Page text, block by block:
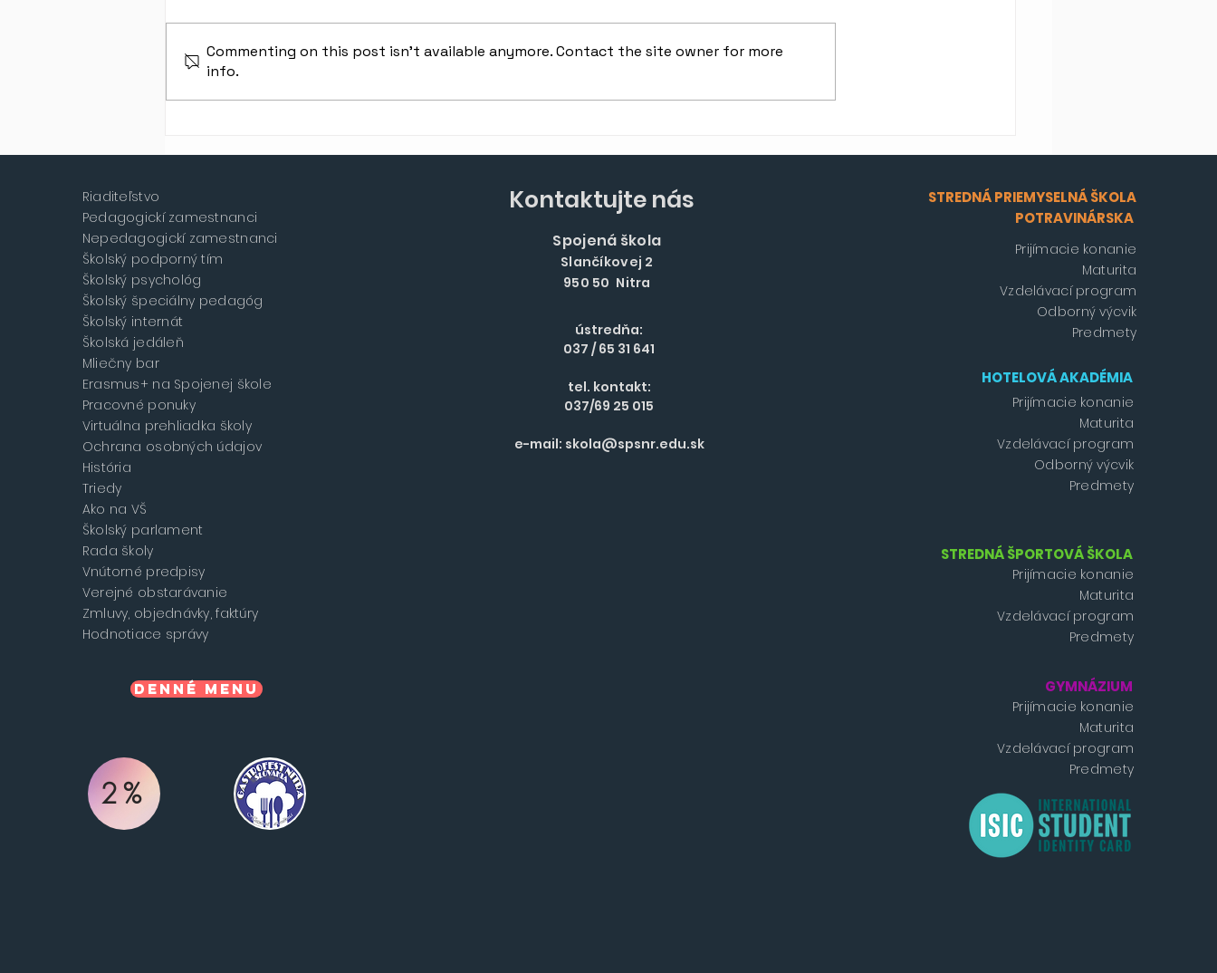
Michaela Pochabová
Commenting on this post isn't available anymore. Contact the site owner for more
info.
Riaditeľstvo
Pedagogickí zamestnanci
Nepedagogickí zamestnanci
Školský podporný tím
Školský psychológ
Školský špeciálny pedagóg
Školský internát
Školská jedáleň
Mliečny bar
Erasmus+ na Spojenej škole
Pracovné ponuky
Virtuálna prehliadka školy
Ochrana osobných údajov
História
Triedy
Ako na VŠ
Školský parlament
Rada školy
Vnútorné predpisy
Verejné obstarávanie
Zmluvy, objednávky, faktúry
Hodnotiace správy
Denné menu
2%
Kontaktujte nás
Spojená škola
Slančíkovej 2
950 50 Nitra
ústredňa:
037 / 65 31 641
tel. kontakt:
037/69 25 015
e-mail: skola@spsnr.edu.sk
STREDNÁ PRIEMYSELNÁ ŠKOLA
POTRAVINÁRSKA
Prijímacie konanie
Maturita
Vzdelávací program
Odborný výcvik
Predmety
HOTELOVÁ AKADÉMIA
Prijímacie konanie
Maturita
Vzdelávací program
Odborný výcvik
Predmety
STREDNÁ ŠPORTOVÁ ŠKOLA
Prijímacie konanie
Maturita
Vzdelávací program
Predmety
GYMNÁZIUM
Prijímacie konanie
Maturita
Vzdelávací program
Predmety